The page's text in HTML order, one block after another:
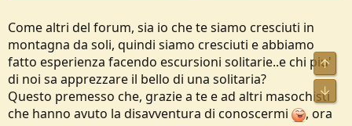
cime della Laga!! Sono convinto che ne resterai stregato, quelle si
che sono davvero montagne selvagge e poco frequentate.
Come altri del forum, sia io che te siamo cresciuti in
montagna da soli, quindi siamo cresciuti e abbiamo
fatto esperienza facendo escursioni solitarie..e chi piu'
di noi sa apprezzare il bello di una solitaria?
Questo premesso che, grazie a te e ad altri masochisti
che hanno avuto la disavventura di conoscermi
, ora